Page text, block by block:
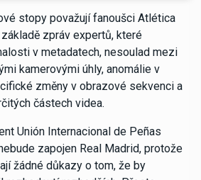
stopy považují fanoušci Atlética
zpráv expertů, které
v metadatech, nesoulad mezi
kamerovými úhly, anomálie v
změny v obrazové sekvenci a
částech videa.
Unión Internacional de Peñas
zapojen Real Madrid, protože
žádné důkazy o tom, že by